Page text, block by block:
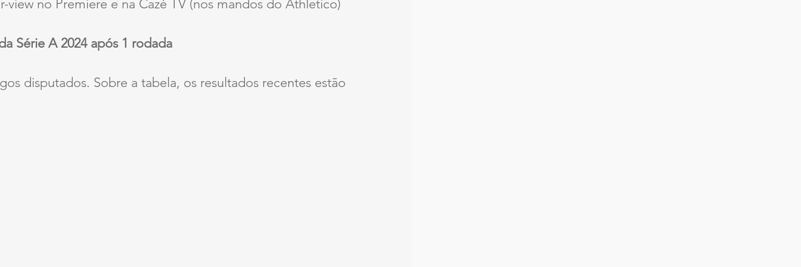
view no Premiere e na Cazé TV (nos mandos do Athletico)
Série A 2024 após 1 rodada
disputados. Sobre a tabela, os resultados recentes estão